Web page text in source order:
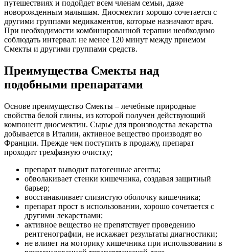
путешествиях и подойдет всем членам семьи, даже
новорожденным малышам. Диосмектит хорошо сочетается с
другими группами медикаментов, которые назначают врач.
При необходимости комбинированной терапии необходимо
соблюдать интервал: не менее 120 минут между приемом
Смекты и другими группами средств.
Преимущества Смекты над
подобными препаратами
Основе преимущество Смекты – лечебные природные
свойства белой глины, из которой получен действующий
компонент диосмектин. Сырье для производства лекарства
добывается в Италии, активное вещество производят во
Франции. Прежде чем поступить в продажу, препарат
проходит трехфазную очистку;
препарат выводит патогенные агенты;
обволакивает стенки кишечника, создавая защитный
барьер;
восстанавливает слизистую оболочку кишечника;
препарат прост в использовании, хорошо сочетается с
другими лекарствами;
активное вещество не препятствует проведению
рентгенографии, не искажает результаты диагностики;
не влияет на моторику кишечника при использовании в